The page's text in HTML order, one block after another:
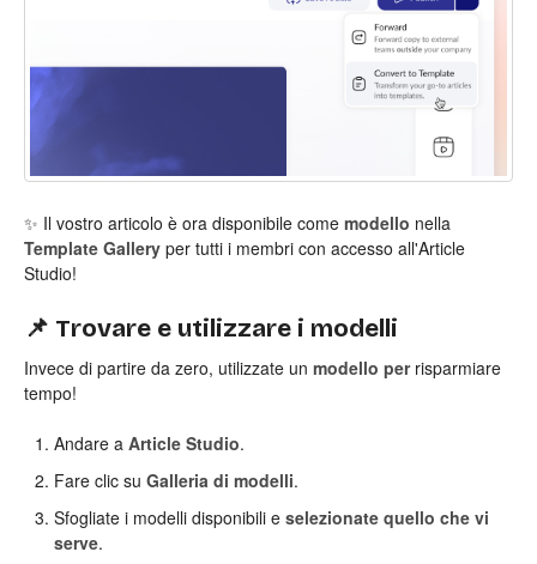
✨ Il vostro articolo è ora disponibile come modello nella
Template Gallery per tutti i membri con accesso all'Article
Studio!
📌 Trovare e utilizzare i modelli
Invece di partire da zero, utilizzate un modello perrisparmiare
tempo!
Andare a Article Studio.
Fare clic su Galleria di modelli.
Sfogliate i modelli disponibili e selezionate quello che vi
serve.